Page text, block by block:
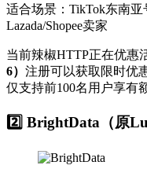
适合场景：TikTok东南亚
Lazada/Shopee卖家
当前辣椒HTTP正在优惠
6） 注册可以获取限时优
仅支持前100名用户享有
2️⃣ BrightData（原